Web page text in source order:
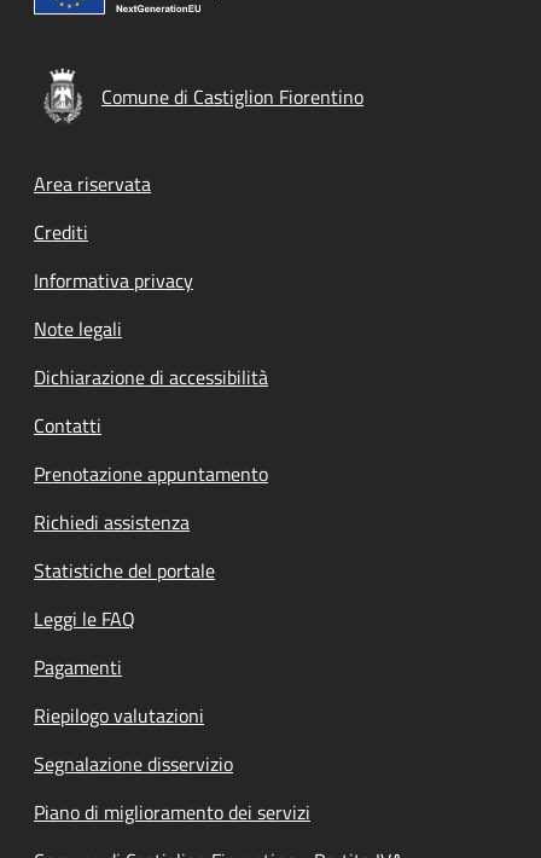
Comune di Castiglion Fiorentino
Footer menu
Area riservata
Crediti
Informativa privacy
Note legali
Dichiarazione di accessibilità
Contatti
Prenotazione appuntamento
Richiedi assistenza
Statistiche del portale
Leggi le FAQ
Pagamenti
Riepilogo valutazioni
Segnalazione disservizio
Piano di miglioramento dei servizi